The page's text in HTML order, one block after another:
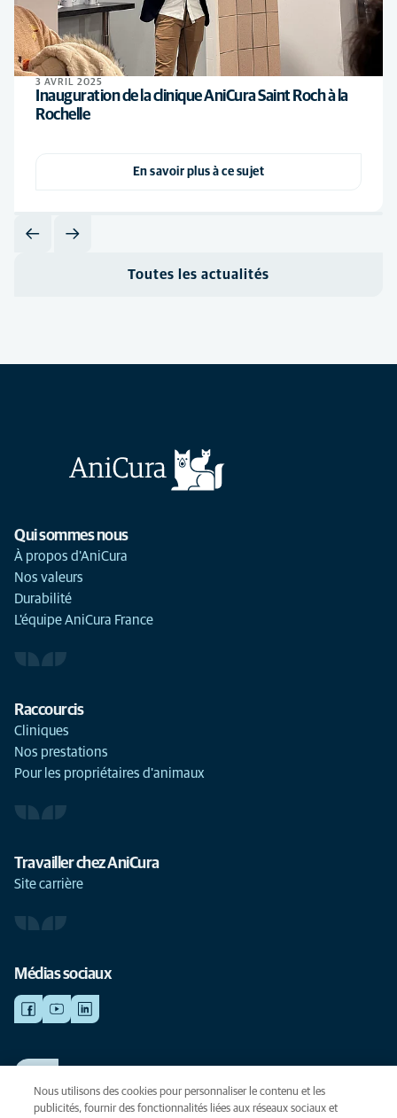
3 AVRIL 2025
Inauguration de la clinique AniCura Saint Roch à la
Rochelle
En savoir plus à ce sujet
Toutes les actualités
Qui sommes nous
À propos d'AniCura
Nos valeurs
Durabilité
L'équipe AniCura France
Raccourcis
Cliniques
Nos prestations
Pour les propriétaires d'animaux
Travailler chez AniCura
Site carrière
Médias sociaux
Voir nos offres d'emploi
Nous utilisons des cookies pour personnaliser le contenu et les
publicités, fournir des fonctionnalités liées aux réseaux sociaux et